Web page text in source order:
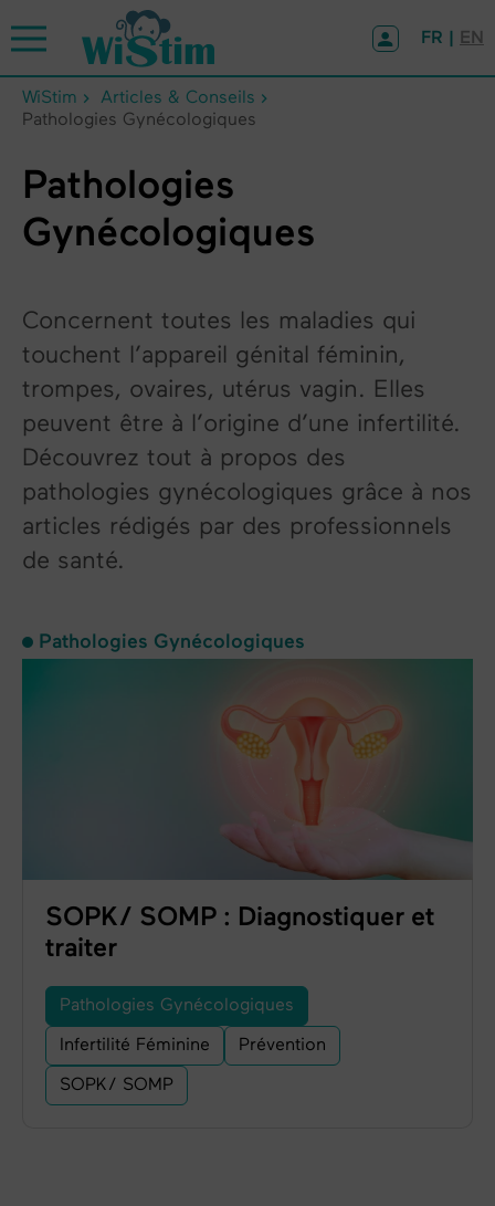
FR | EN
WiStim
Articles & Conseils
Pathologies Gynécologiques
Pathologies
Gynécologiques
Concernent toutes les maladies qui
touchent l’appareil génital féminin,
trompes, ovaires, utérus vagin. Elles
peuvent être à l’origine d’une infertilité.
Découvrez tout à propos des
pathologies gynécologiques grâce à nos
articles rédigés par des professionnels
de santé.
Pathologies Gynécologiques
SOPK/ SOMP : Diagnostiquer et
traiter
Pathologies Gynécologiques
Infertilité Féminine Prévention
SOPK/ SOMP
Panneau de gestion des cookies